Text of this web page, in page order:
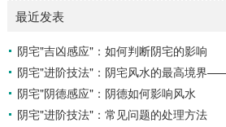
你需要：一张空白的天地盘（
干日支。第二步：核心步骤——
步必须精准。1. 定月将（布“天盘
最近发表
阴宅"吉凶感应"：如何判断阴宅的影响
阴宅"进阶技法"：阴宅风水的最高境界
阴宅"阴德感应"：阴德如何影响风水
阴宅"进阶技法"：常见问题的处理方法